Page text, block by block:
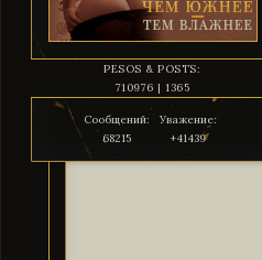
PESOS & POSTS:
710976 | 1365
Сообщений:
68215
Уважение:
+41439